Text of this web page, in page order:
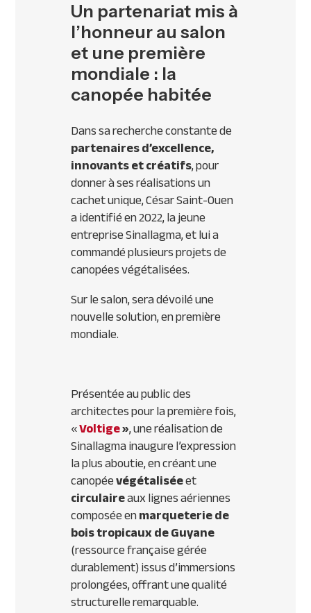
Un partenariat mis à
l’honneur au salon
et une première
mondiale : la
canopée habitée
Dans sa recherche constante de
partenaires d’excellence,
innovants et créatifs, pour
donner à ses réalisations un
cachet unique, César Saint-Ouen
a identifié en 2022, la jeune
entreprise Sinallagma, et lui a
commandé plusieurs projets de
canopées végétalisées.
Sur le salon, sera dévoilé une
nouvelle solution, en première
mondiale.
Présentée au public des
architectes pour la première fois,
«Voltige», une réalisation de
Sinallagma inaugure l’expression
la plus aboutie, en créant une
canopéevégétaliséeet
circulaireaux lignes aériennes
composée enmarqueterie de
bois tropicaux de Guyane
(ressource française gérée
durablement) issus d’immersions
prolongées, offrant une qualité
structurelle remarquable.